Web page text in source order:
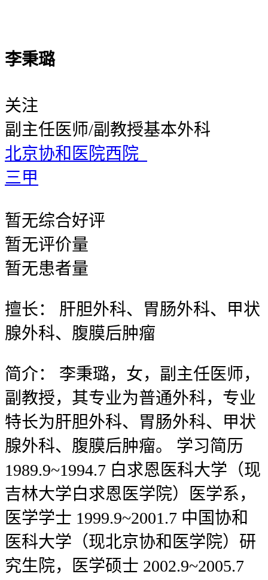
李秉璐
关注
副主任医师/副教授基本外科
北京协和医院西院
三甲
暂无综合好评
暂无评价量
暂无患者量
擅长：
肝胆外科、胃肠外科、甲状
腺外科、腹膜后肿瘤
简介：
李秉璐，女，副主任医师，
副教授，其专业为普通外科，专业
特长为肝胆外科、胃肠外科、甲状
腺外科、腹膜后肿瘤。 学习简历
1989.9~1994.7 白求恩医科大学（现
吉林大学白求恩医学院）医学系，
医学学士 1999.9~2001.7 中国协和
医科大学（现北京协和医学院）研
究生院，医学硕士 2002.9~2005.7